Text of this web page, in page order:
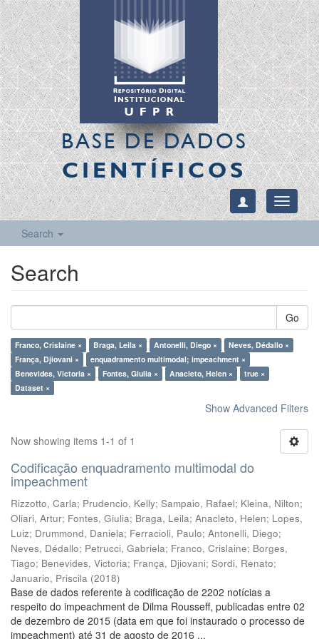
BASE DE DADOS
CIENTÍFICOS
Toggle
Search
Search
Go
Franco, Crislaine × Braga, Leila × Antonelli, Diego ×
Neves, Dédallo ×
França, Djiovani ×
enquadramento multimodal; impeachment ×
Benevides, Victoria ×
Fontes, Giulia × Anacleto, Helen ×
true ×
Dataset ×
Show Advanced Filters
Now showing items 1-1 of 1
Codificação enquadramento multimodal do
impeachment
Rizzotto, Carla; Prudencio, Kelly; Sampaio, Rafael; Kleina, Nilton;
Oliari, Artur; Fontes, Giulia; Braga, Leila; Anacleto, Helen; Lopes,
Luiz; Drummond, Daniela; Ferracioli, Paulo; Antonelli, Diego;
Neves, Dédallo; Petrucci, Gabriela; Franco, Crislaine; Borges,
Tiago; Benevides, Victoria; França, Djiovani; Sordi, Renato;
Januario, Priscila (2018)
Base de dados referente à codificação de 2202 notícias a
respeito do impeachment de Dilma Rousseff, publicadas entre 02
de dezembro de 2015 (data em que foi instaurado o processo de
impeachment) até 31 de agosto de 2016 ...